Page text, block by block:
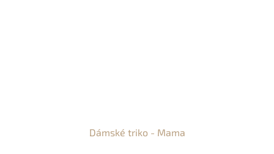
Dámské triko - Mama